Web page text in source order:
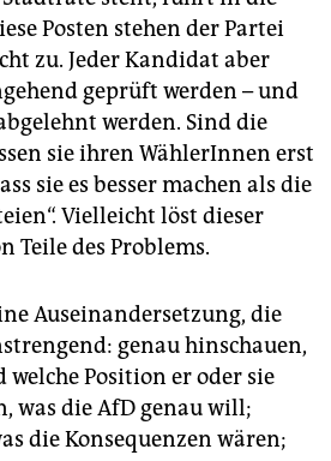
Posten stehen der Partei
zu. Jeder Kandidat aber
geprüft werden – und
werden. Sind die
sie ihren WählerInnen erst
sie es besser machen als die
Vielleicht löst dieser
Teile des Problems.
Auseinandersetzung, die
genau hinschauen,
welche Position er oder sie
was die AfD genau will;
die Konsequenzen wären;